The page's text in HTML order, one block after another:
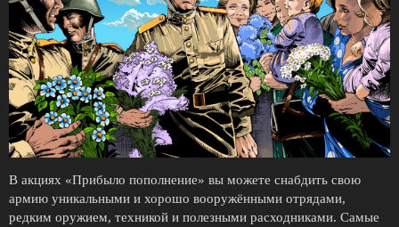
В акциях «Прибыло пополнение» вы можете снабдить свою
армию уникальными и хорошо вооружёнными отрядами,
редким оружием, техникой и полезными расходниками. Самые